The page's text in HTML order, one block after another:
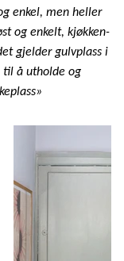
enkel, men heller
og enkelt, kjøkken-
gjelder gulvplass i
til å utholde og